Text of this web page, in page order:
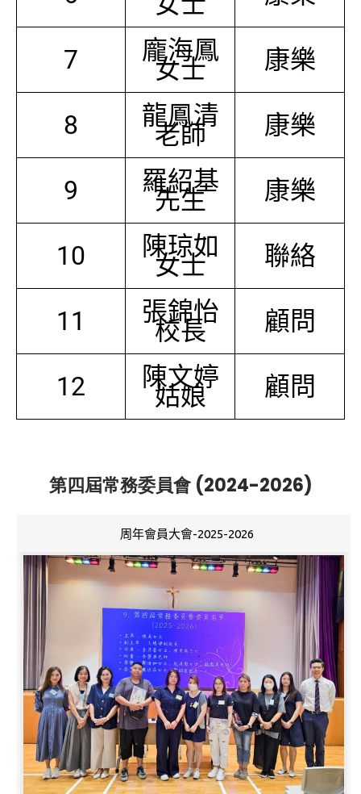
7 龐海鳳
女士 康樂
8 龍鳳清
老師 康樂
9 羅紹基
先生 康樂
10 陳琼如
女士 聯絡
11 張錦怡
校長 顧問
12 陳文婷
姑娘 顧問
第四屆常務委員會 (2024-2026)
周年會員大會-2025-2026